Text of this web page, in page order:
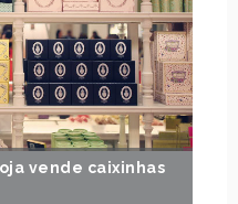
vende caixinhas